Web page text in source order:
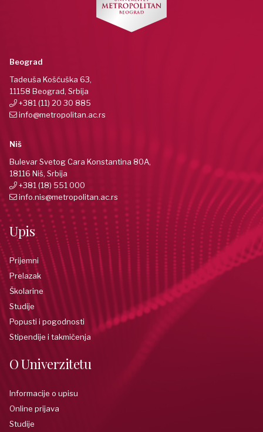
Beograd
Tadeuša Košćuška 63,
11158 Beograd, Srbija
+381 (11) 20 30 885
info@metropolitan.ac.rs
Niš
Bulevar Svetog Cara Konstantina 80A,
18116 Niš, Srbija
+381 (18) 551 000
info.nis@metropolitan.ac.rs
Upis
Prijemni
Prelazak
Školarine
Studije
Popusti i pogodnosti
Stipendije i takmičenja
O Univerzitetu
Informacije o upisu
Online prijava
Studije